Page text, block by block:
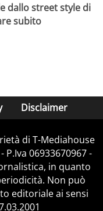
dallo street style di
subito
Disclaimer
di T-Mediahouse
P.Iva 06933670967 -
in quanto
Non può
editoriale ai sensi